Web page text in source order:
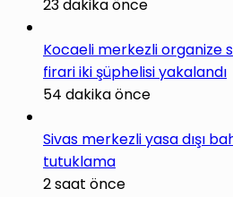
23 dakika önce
Kocaeli merkezli organize
firari iki şüphelisi yakalandı
54 dakika önce
Sivas merkezli yasa dışı
tutuklama
2 saat önce